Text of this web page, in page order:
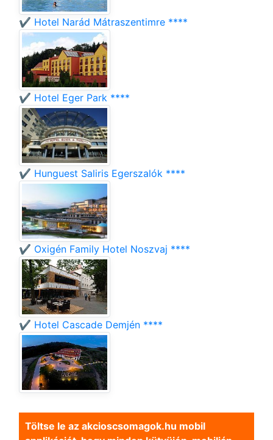
✔️ Hotel Narád Mátraszentimre ****
✔️ Hotel Eger Park ****
✔️ Hunguest Saliris Egerszalók ****
✔️ Oxigén Family Hotel Noszvaj ****
✔️ Hotel Cascade Demjén ****
Töltse le az akcioscsomagok.hu mobil